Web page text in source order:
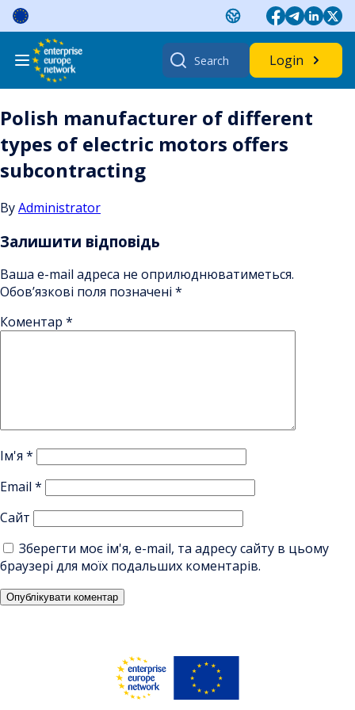
Skip
content
Search
for:
Login
Polish manufacturer of different
types of electric motors offers
subcontracting
ByAdministrator
Залишити відповідь
Ваша e-mail адреса не оприлюднюватиметься.
Обов’язкові поля позначені *
Коментар *
Ім'я *
Email *
Сайт
Зберегти моє ім'я, e-mail, та адресу сайту в цьому
браузері для моїх подальших коментарів.